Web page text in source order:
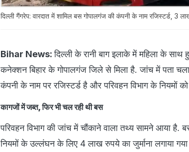
दिल्ली गैंगरेप: वारदात में शामिल बस गोपालगंज की कंपनी के नाम रजिस्टर्ड, 3
Bihar News:दिल्ली के रानी बाग इलाके में महिला के
कनेक्शन बिहार के गोपालगंज जिले से मिला है. जांच में पता
कंपनी के नाम पर रजिस्टर्ड है और परिवहन विभाग के नियमों
कागजों में जब्त, फिर भी चल रही थी बस
परिवहन विभाग की जांच में चौंकाने वाला तथ्य सामने आया
नियमों के उल्लंघन के लिए 4 लाख रुपये का जुर्माना लगाया